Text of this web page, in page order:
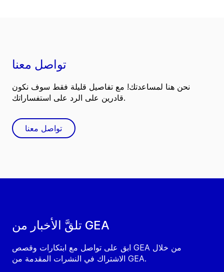
تلقَّ الأخبار من GEA
ابق على تواصل مع ابتكارات وقصص GEA من خلال
الاشتراك في النشرات المقدمة من GEA.
تواصل معنا
نحن هنا لمساعدتك! مع تفاصيل قليلة فقط سوف نكون
قادرين على الرد على استفساراتك.
تواصل معنا